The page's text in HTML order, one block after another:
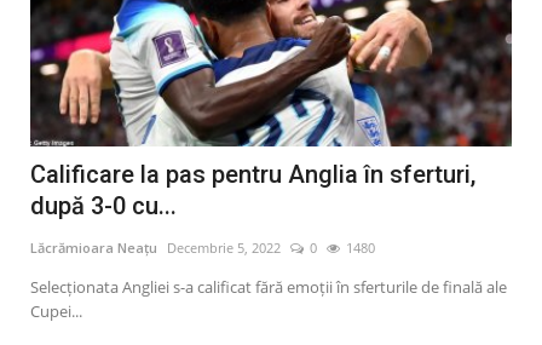
Calificare la pas pentru Anglia în sferturi,
după 3-0 cu...
Lăcrămioara Neațu Decembrie 5, 2022 0 1480
Selecţionata Angliei s-a calificat fără emoţii în sferturile de finală ale
Cupei...